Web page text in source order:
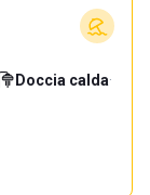
Doccia calda·